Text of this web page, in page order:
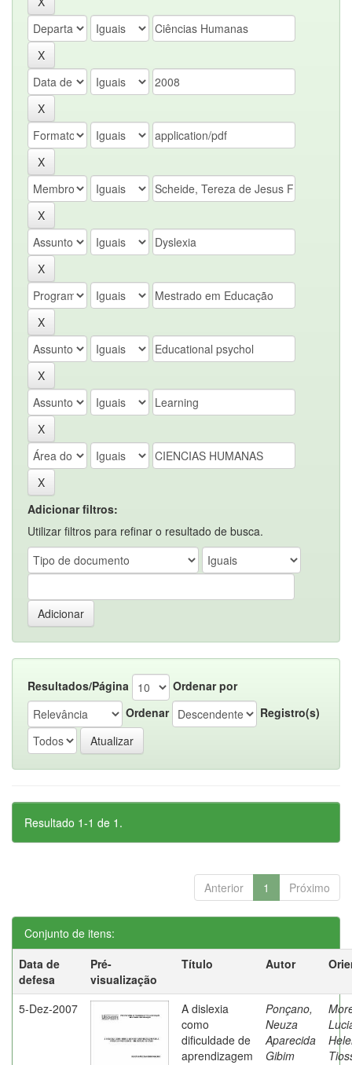
Adicionar filtros:
Utilizar filtros para refinar o resultado de busca.
Resultados/Página
Ordenar por
Ordenar
Registro(s)
Resultado 1-1 de 1.
Anterior 1 Próximo
Conjunto de itens:
Data de
defesa
Pré-
visualização
Título Autor
5-Dez-2007
A dislexia
como
dificuldade de
aprendizagem
Ponçano,
Neuza
Aparecida
Gibim